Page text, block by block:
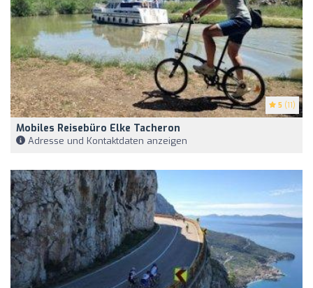
5 (11)
Mobiles Reisebüro Elke Tacheron
Adresse und Kontaktdaten anzeigen